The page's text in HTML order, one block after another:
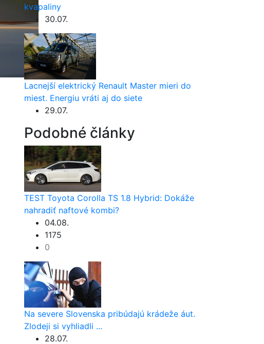
kvapaliny
30.07.
Lacnejší elektrický Renault Master mieri do
miest. Energiu vráti aj do siete
29.07.
Podobné články
TEST Toyota Corolla TS 1.8 Hybrid: Dokáže
nahradiť naftové kombi?
04.08.
1175
0
Na severe Slovenska pribúdajú krádeže áut.
Zlodeji si vyhliadli ...
28.07.